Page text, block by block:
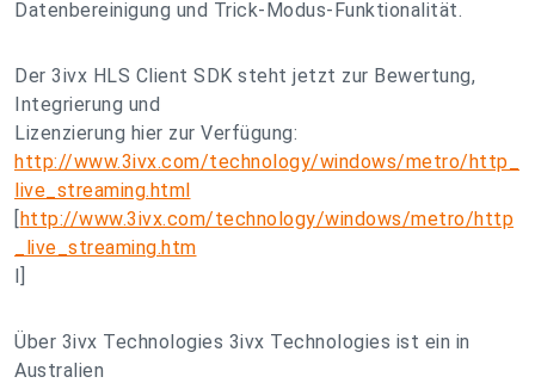
Datenbereinigung und Trick-Modus-Funktionalität.
Der 3ivx HLS Client SDK steht jetzt zur Bewertung,
Integrierung und
Lizenzierung hier zur Verfügung:
http://www.3ivx.com/technology/windows/metro/http_
live_streaming.html
[http://www.3ivx.com/technology/windows/metro/http
_live_streaming.htm
l]
Über 3ivx Technologies 3ivx Technologies ist ein in
Australien